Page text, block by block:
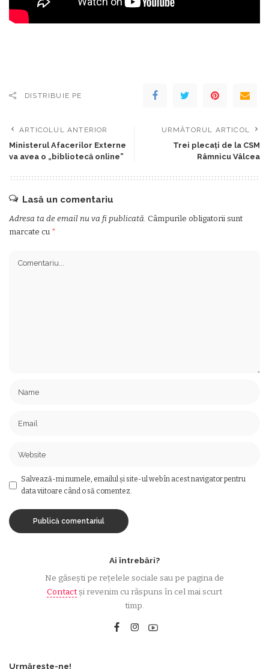
DISTRIBUIE PE
ARTICOLUL ANTERIOR
Ministerul Afacerilor Externe
va avea o „bibliotecă online”
URMĂTORUL ARTICOL
Trei plecaţi de la CSM
Râmnicu Vâlcea
Lasă un comentariu
Adresa ta de email nu va fi publicată. Câmpurile obligatorii sunt
marcate cu *
Salvează-mi numele, emailul și site-ul web în acest navigator pentru
data viitoare când o să comentez.
Ai întrebări?
Ne găsești pe rețelele sociale sau pe pagina de
Contactși revenim cu răspuns în cel mai scurt
timp.
Urmărește-ne!